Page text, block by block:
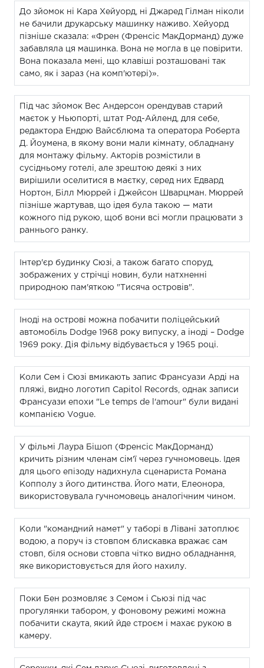
До зйомок ні Кара Хейуорд, ні Джаред Гілман ніколи
не бачили друкарську машинку наживо. Хейуорд
пізніше сказала: «Френ (Френсіс МакДорманд) дуже
забавляла ця машинка. Вона не могла в це повірити.
Вона показала мені, що клавіші розташовані так
само, як і зараз (на комп'ютері)».
Під час зйомок Вес Андерсон орендував старий
маєток у Ньюпорті, штат Род-Айленд, для себе,
редактора Ендрю Вайсблюма та оператора Роберта
Д. Йоумена, в якому вони мали кімнату, обладнану
для монтажу фільму. Акторів розмістили в
сусідньому готелі, але зрештою деякі з них
вирішили оселитися в маєтку, серед них Едвард
Нортон, Білл Мюррей і Джейсон Шварцман. Мюррей
пізніше жартував, що ідея була такою — мати
кожного під рукою, щоб вони всі могли працювати з
раннього ранку.
Інтер'єр будинку Сюзі, а також багато споруд,
зображених у стрічці новин, були натхненні
природною пам'яткою "Тисяча островів".
Іноді на острові можна побачити поліцейський
автомобіль Dodge 1968 року випуску, а іноді – Dodge
1969 року. Дія фільму відбувається у 1965 році.
Коли Сем і Сюзі вмикають запис Франсуази Арді на
пляжі, видно логотип Capitol Records, однак записи
Франсуази епохи "Le temps de l'amour" були видані
компанією Vogue.
У фільмі Лаура Бішоп (Френсіс МакДорманд)
кричить різним членам сім'ї через гучномовець. Ідея
для цього епізоду надихнула сценариста Романа
Копполу з його дитинства. Його мати, Елеонора,
використовувала гучномовець аналогічним чином.
Коли "командний намет" у таборі в Лівані затоплює
водою, а поруч із стовпом блискавка вражає сам
стовп, біля основи стовпа чітко видно обладнання,
яке використовується для його нахилу.
Поки Бен розмовляє з Семом і Сьюзі під час
прогулянки табором, у фоновому режимі можна
побачити скаута, який йде строєм і махає рукою в
камеру.